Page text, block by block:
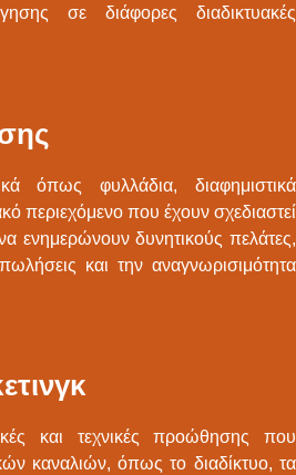
σε διάφορες διαδικτυακές
όπως φυλλάδια, διαφημιστικά
περιεχόμενο που έχουν σχεδιαστεί
ενημερώνουν δυνητικούς πελάτες,
και την αναγνωρισιμότητα
και τεχνικές προώθησης που
καναλιών, όπως το διαδίκτυο, τα